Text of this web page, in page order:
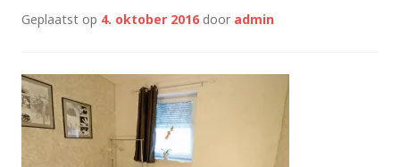
Geplaatst op 4. oktober 2016 door admin